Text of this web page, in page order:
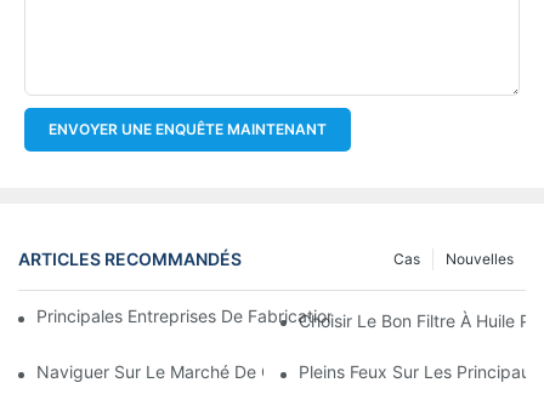
ENVOYER UNE ENQUÊTE MAINTENANT
ARTICLES RECOMMANDÉS Nouvelles
Cas
Principales Entreprises De Fabrication De Filtres À Huile : Un
Choisir Le Bon Filtre À Huile
Naviguer Sur Le Marché De Gros Des Filtres À Huile : Conseils
Pleins Feux Sur Les